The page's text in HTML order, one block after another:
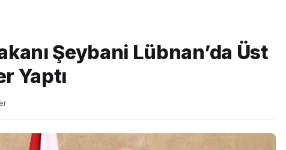
Şeybani Lübnan’da Üst
Yaptı